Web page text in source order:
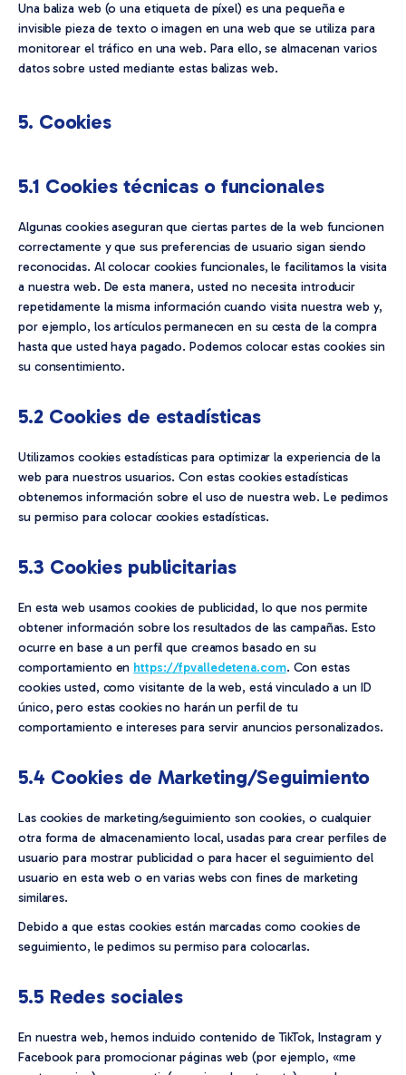
Una baliza web (o una etiqueta de píxel) es una pequeña e
invisible pieza de texto o imagen en una web que se utiliza para
monitorear el tráfico en una web. Para ello, se almacenan varios
datos sobre usted mediante estas balizas web.
5. Cookies
5.1 Cookies técnicas o funcionales
Algunas cookies aseguran que ciertas partes de la web funcionen
correctamente y que sus preferencias de usuario sigan siendo
reconocidas. Al colocar cookies funcionales, le facilitamos la visita
a nuestra web. De esta manera, usted no necesita introducir
repetidamente la misma información cuando visita nuestra web y,
por ejemplo, los artículos permanecen en su cesta de la compra
hasta que usted haya pagado. Podemos colocar estas cookies sin
su consentimiento.
5.2 Cookies de estadísticas
Utilizamos cookies estadísticas para optimizar la experiencia de la
web para nuestros usuarios. Con estas cookies estadísticas
obtenemos información sobre el uso de nuestra web. Le pedimos
su permiso para colocar cookies estadísticas.
5.3 Cookies publicitarias
En esta web usamos cookies de publicidad, lo que nos permite
obtener información sobre los resultados de las campañas. Esto
ocurre en base a un perfil que creamos basado en su
comportamiento en https://fpvalledetena.com. Con estas
cookies usted, como visitante de la web, está vinculado a un ID
único, pero estas cookies no harán un perfil de tu
comportamiento e intereses para servir anuncios personalizados.
5.4 Cookies de Marketing/Seguimiento
Las cookies de marketing/seguimiento son cookies, o cualquier
otra forma de almacenamiento local, usadas para crear perfiles de
usuario para mostrar publicidad o para hacer el seguimiento del
usuario en esta web o en varias webs con fines de marketing
similares.
Debido a que estas cookies están marcadas como cookies de
seguimiento, le pedimos su permiso para colocarlas.
5.5 Redes sociales
En nuestra web, hemos incluido contenido de TikTok, Instagram y
Facebook para promocionar páginas web (por ejemplo, «me